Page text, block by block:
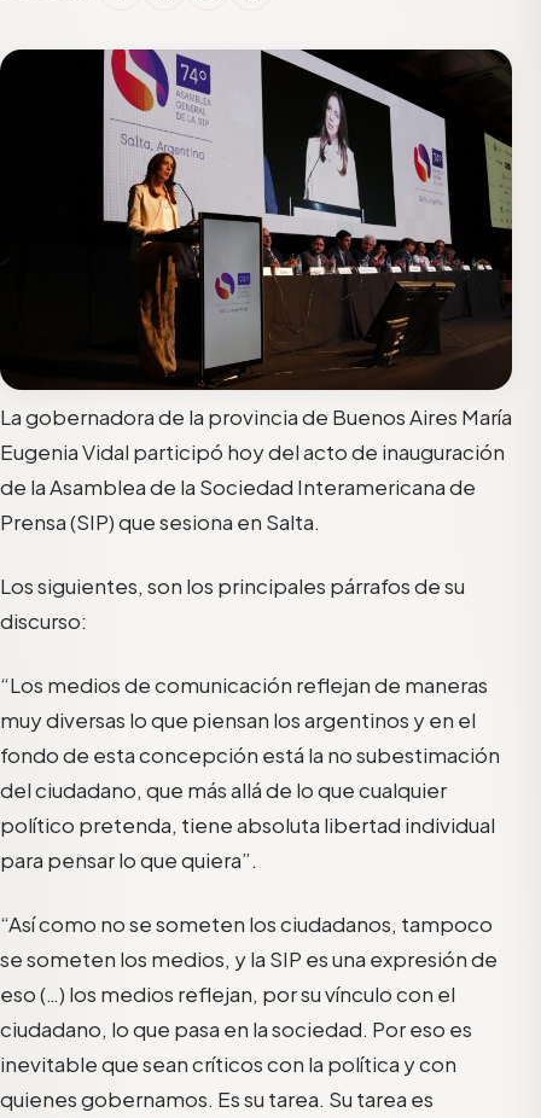
La gobernadora de la provincia de Buenos Aires María
Eugenia Vidal participó hoy del acto de inauguración
de la Asamblea de la Sociedad Interamericana de
Prensa (SIP) que sesiona en Salta.
Los siguientes, son los principales párrafos de su
discurso:
“Los medios de comunicación reflejan de maneras
muy diversas lo que piensan los argentinos y en el
fondo de esta concepción está la no subestimación
del ciudadano, que más allá de lo que cualquier
político pretenda, tiene absoluta libertad individual
para pensar lo que quiera”.
“Así como no se someten los ciudadanos, tampoco
se someten los medios, y la SIP es una expresión de
eso (…) los medios reflejan, por su vínculo con el
ciudadano, lo que pasa en la sociedad. Por eso es
inevitable que sean críticos con la política y con
quienes gobernamos. Es su tarea. Su tarea es